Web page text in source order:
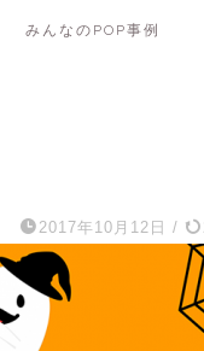
みんなのPOP事例
2017年10月12日 /